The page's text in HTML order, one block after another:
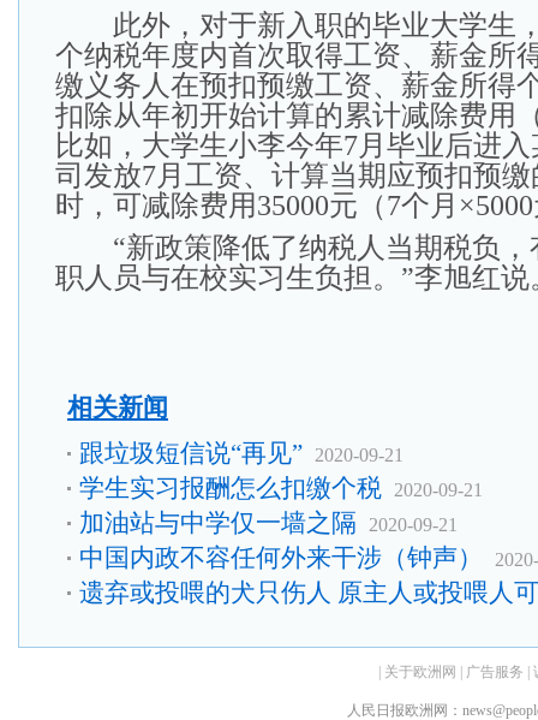
此外，对于新入职的毕业大学生
个纳税年度内首次取得工资、薪金所
缴义务人在预扣预缴工资、薪金所得
扣除从年初开始计算的累计减除费用
比如，大学生小李今年7月毕业后进
司发放7月工资、计算当期应预扣预
时，可减除费用35000元（7个月
“新政策降低了纳税人当期税负，
职人员与在校实习生负担。”李旭红说
相关新闻
跟垃圾短信说“再见” 2020-09-21
学生实习报酬怎么扣缴个税 2020-09-21
加油站与中学仅一墙之隔 2020-09-21
中国内政不容任何外来干涉（钟声）
遗弃或投喂的犬只伤人 原主人或投喂人
关于欧洲网 广告服务
人民日报欧洲网：